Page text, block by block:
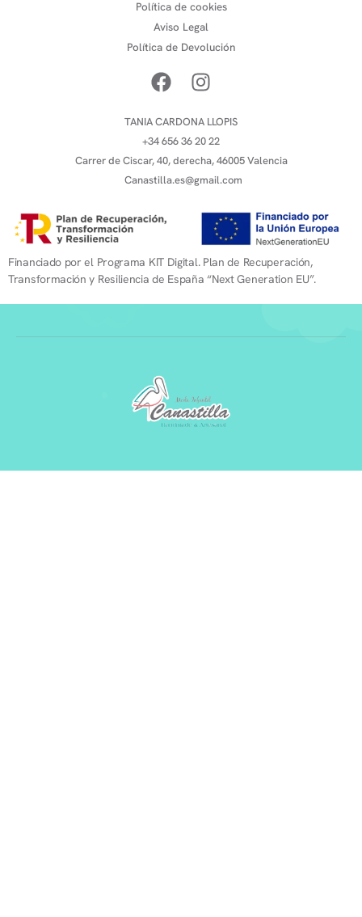
Política de cookies
Aviso Legal
Política de Devolución
TANIA CARDONA LLOPIS
+34 656 36 20 22
Carrer de Ciscar, 40, derecha, 46005 Valencia
Canastilla.es@gmail.com
Financiado por el Programa KIT Digital. Plan de Recuperación,
Transformación y Resiliencia de España “Next Generation EU”.